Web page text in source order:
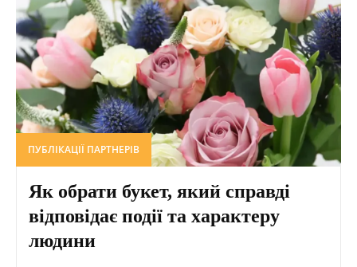
ПУБЛІКАЦІЇ ПАРТНЕРІВ
Як обрати букет, який справді
відповідає події та характеру
людини